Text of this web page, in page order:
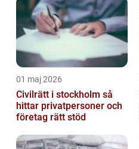
01 maj 2026
Civilrätt i stockholm så
hittar privatpersoner och
företag rätt stöd